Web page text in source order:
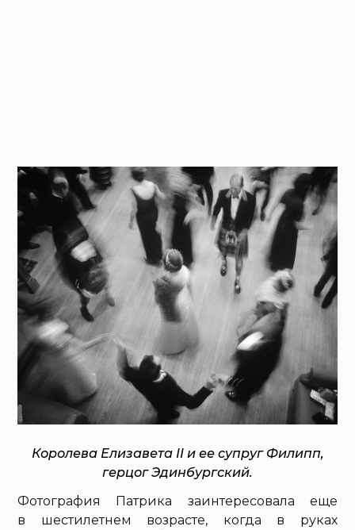
Королева Елизавета II и ее супруг Филипп,
герцог Эдинбургский.
Фотография Патрика заинтересовала еще
в шестилетнем возрасте, когда в руках